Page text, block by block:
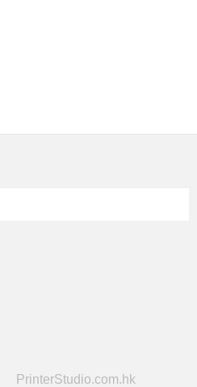
PrinterStudio.com.hk